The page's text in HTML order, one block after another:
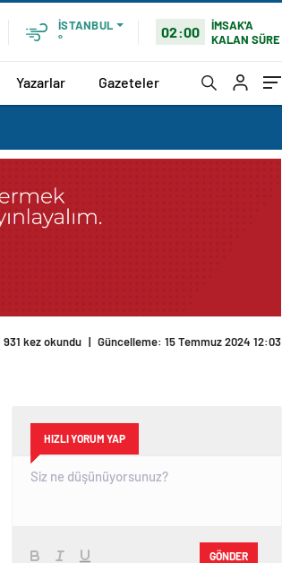
İSTANBUL
°
02:00
İMSAK'A
KALAN SÜRE
Yazarlar Gazeteler
931 kez okundu | Güncelleme: 15 Temmuz 2024 12:03
HIZLI YORUM YAP
GÖNDER